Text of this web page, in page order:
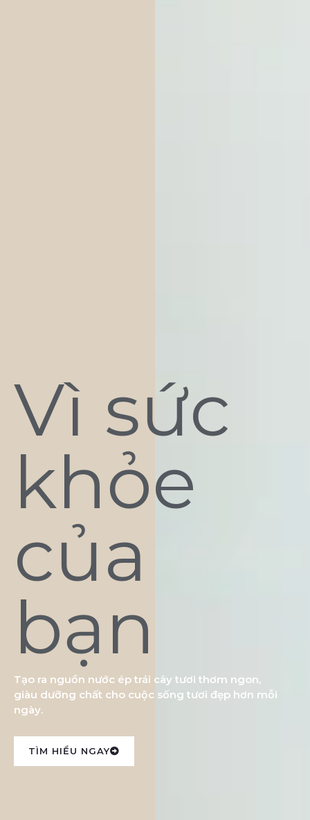
Vì sức
khỏe
của
bạn
Tạo ra nguồn nước ép trái cây tươi thơm ngon,
giàu dưỡng chất cho cuộc sống tươi đẹp hơn mỗi
ngày.
TÌM HIỂU NGAY